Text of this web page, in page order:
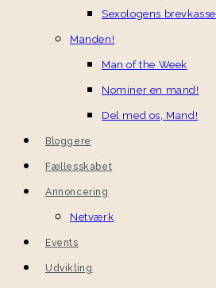
Sexologens brevkasse
Manden!
Man of the Week
Nominer en mand!
Del med os, Mand!
Bloggere
Fællesskabet
Annoncering
Netværk
Events
Udvikling